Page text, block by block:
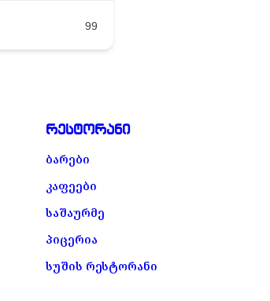
99
რესტორანი
ბარები
კაფეები
საშაურმე
პიცერია
სუშის რესტორანი